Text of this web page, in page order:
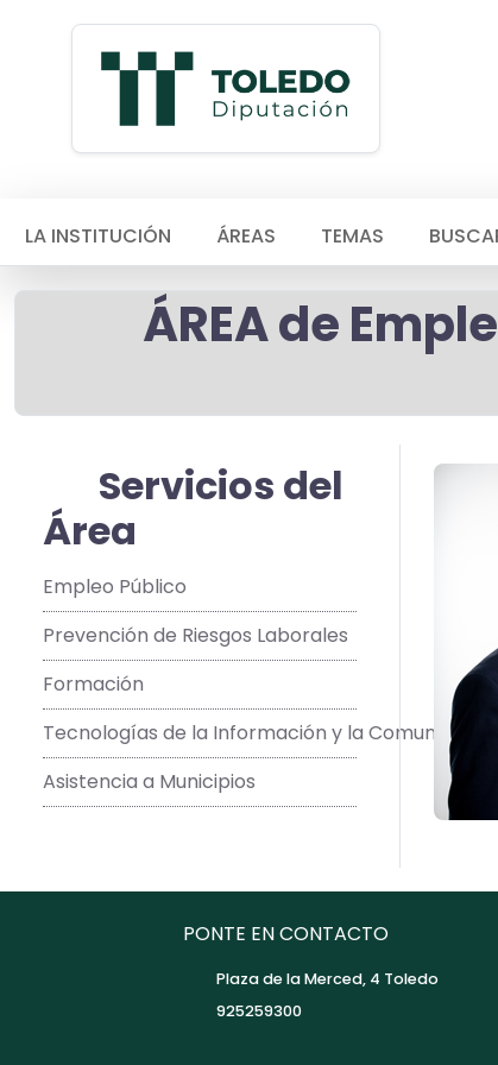
LA INSTITUCIÓN ÁREAS TEMAS
ÁREA de
Servicios del
Área
Empleo Público
Prevención de Riesgos Laborales
Formación
Tecnologías de la Información y la Comunicación
Asistencia a Municipios
PONTE EN CONTACTO
Plaza de la Merced, 4 Toledo
925259300